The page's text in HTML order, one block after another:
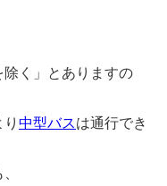
く」とありますの
り 中型バスは通行でき